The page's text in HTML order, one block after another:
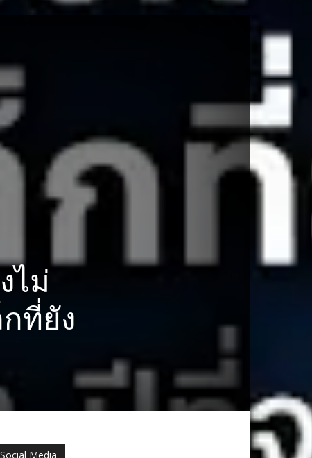
ไม่
ที่ยัง
Social Media